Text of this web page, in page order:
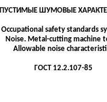
ШУМОВЫЕ
Occupational safety standards
Noise. Metal-cutting machine
Allowable noise
ГОСТ12.2.107-85